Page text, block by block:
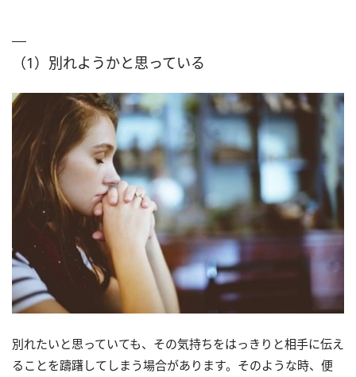
（1）別れようかと思っている
別れたいと思っていても、その気持ちをはっきりと相手に伝え
ることを躊躇してしまう場合があります。そのような時、便